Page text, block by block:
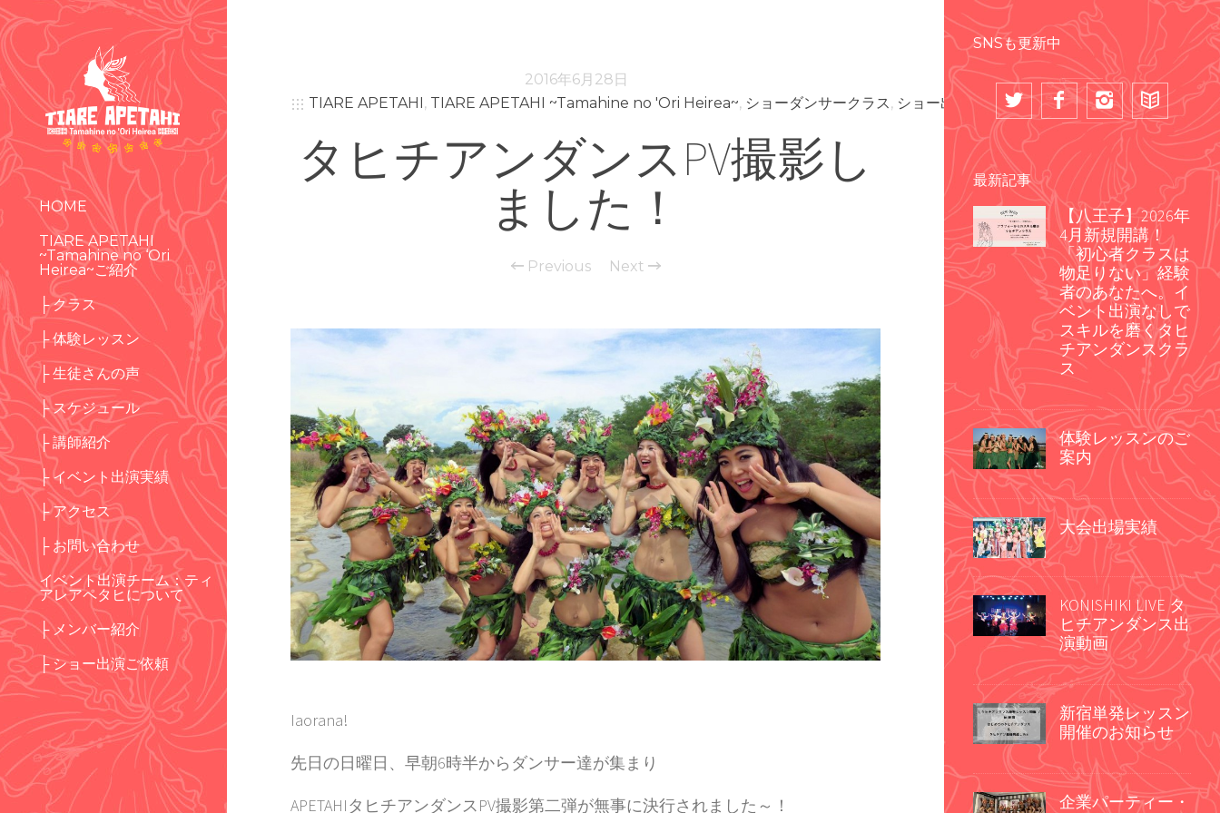
HOME
TIARE APETAHI
~Tamahine no ‘Ori
Heirea~ご紹介
├ クラス
├ 体験レッスン
├ 生徒さんの声
├ スケジュール
├ 講師紹介
├ イベント出演実績
├ アクセス
├ お問い合わせ
イベント出演チーム：ティ
アレアペタヒについて
├ メンバー紹介
├ ショー出演ご依頼
2016年6月28日
TIARE APETAHI, TIARE APETAHI ~Tamahine no 'Ori Heirea~, ショーダンサークラス, ショー出演実績
タヒチアンダンスPV撮影し
ました！
Previous Next
Iaorana!
先日の日曜日、早朝6時半からダンサー達が集まり
APETAHIタヒチアンダンスPV撮影第二弾が無事に決行されました～！
SNSも更新中
最新記事
【八王子】2026年
4月新規開講！
「初心者クラスは
物足りない」経験
者のあなたへ。イ
ベント出演なしで
スキルを磨くタヒ
チアンダンスクラ
ス
体験レッスンのご
案内
大会出場実績
KONISHIKI LIVE タ
ヒチアンダンス出
演動画
新宿単発レッスン
開催のお知らせ
企業パーティー・